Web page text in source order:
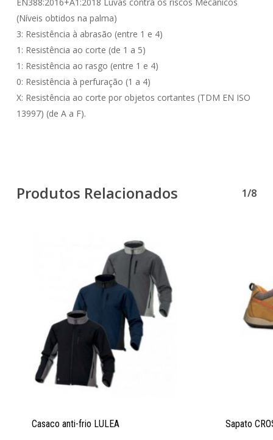
(Níveis obtidos na palma)
3: Resistência à abrasão (entre 1 e 4)
1: Resistência ao corte (de 1 a 5)
1: Resistência ao rasgo (entre 1 e 4)
0: Resistência à perfuração (1 a 4)
X: Resistência ao corte por objetos cortantes (TDM EN ISO
13997) (de A a F).
Produtos Relacionados 1/8
Casaco anti-frio LULEA Sapato